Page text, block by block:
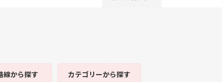
線から探す カテゴリーから探す